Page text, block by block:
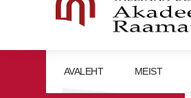
AVALEHT MEIST